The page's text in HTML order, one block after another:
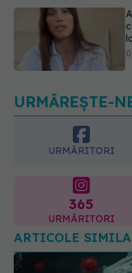
URMĂREȘTE-
URMĂRITORI
365
URMĂRITORI
ARTICOLE